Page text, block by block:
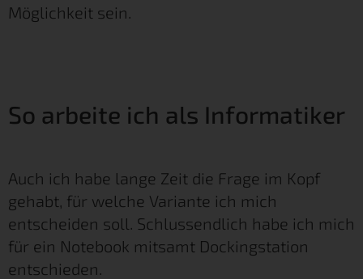
Möglichkeit sein.
So arbeite ich als Informatiker
Auch ich habe lange Zeit die Frage im Kopf
gehabt, für welche Variante ich mich
entscheiden soll. Schlussendlich habe ich mich
für ein Notebook mitsamt Dockingstation
entschieden.